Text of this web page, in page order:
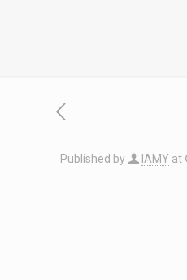
Published by IAMY at